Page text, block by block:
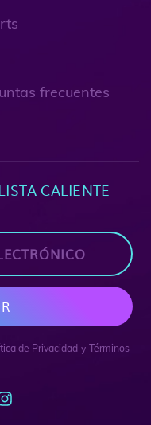
frecuentes
CALIENTE
de Privacidad y Términos